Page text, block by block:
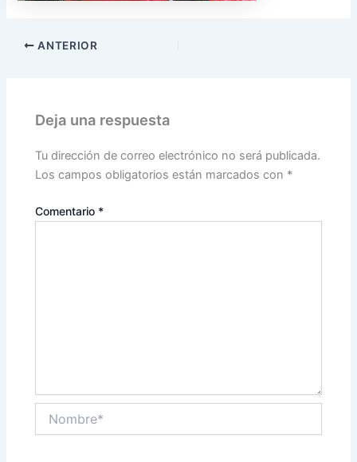
ANTERIOR
Deja una respuesta
Tu dirección de correo electrónico no será publicada.
Los campos obligatorios están marcados con *
Comentario *